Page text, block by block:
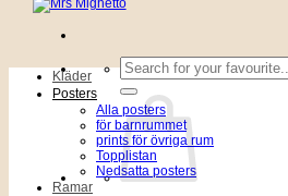
Sök
efter:
Kläder
Posters
Alla posters
för barnrummet
prints för övriga rum
Topplistan
Nedsatta posters
Ramar